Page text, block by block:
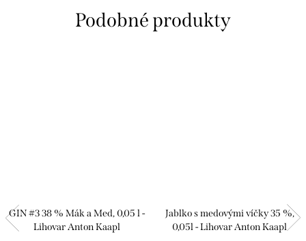
GIN #3 38 % Mák a Med, 0,05 l -
Lihovar Anton Kaapl
Jablko s medovými víčky 35 %,
0,05l - Lihovar Anton Kaapl